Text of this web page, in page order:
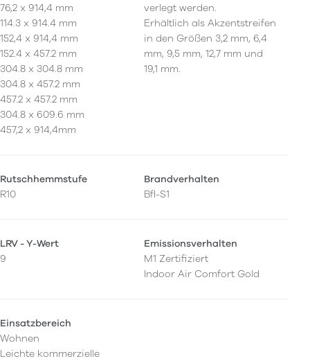
76,2 x 914,4 mm
114.3 x 914.4 mm
152,4 x 914,4 mm
152.4 x 457.2 mm
304.8 x 304.8 mm
304.8 x 457.2 mm
457.2 x 457.2 mm
304.8 x 609.6 mm
457,2 x 914,4mm
verlegt werden.
Erhältlich als Akzentstreifen
in den Größen 3,2 mm, 6,4
mm, 9,5 mm, 12,7 mm und
19,1 mm.
Rutschhemmstufe
R10
Brandverhalten
Bfl-S1
LRV - Y-Wert
9
Emissionsverhalten
M1 Zertifiziert
Indoor Air Comfort Gold
Einsatzbereich
Wohnen
Leichte kommerzielle